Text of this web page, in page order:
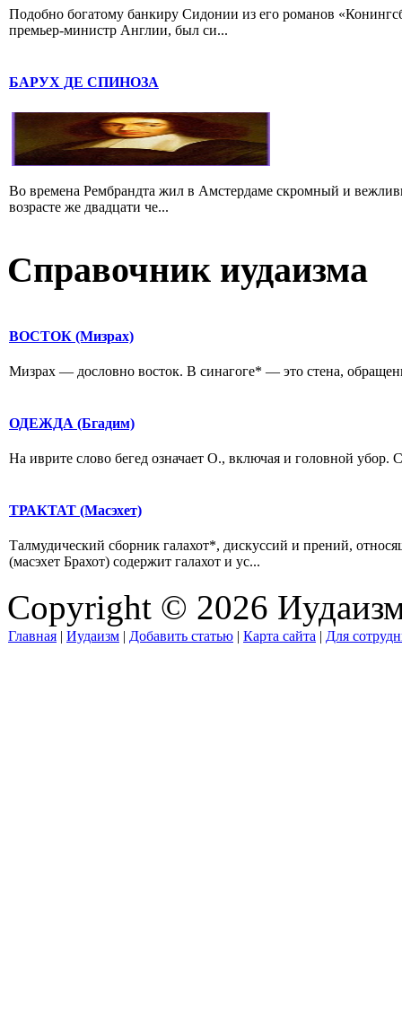
Подобно богатому банкиру Сидонии из его романов
премьер-министр Англии, был си...
БАРУХ ДЕ СПИНОЗА
Во времена Рембрандта жил в Амстердаме скромный и
возрасте же двадцати че...
Справочник иудаизма
ВОСТОК (Мизрах)
Мизрах — дословно восток. В синагоге* — это стена,
ОДЕЖДА (Бгадим)
На иврите слово бегед означает О., включая и головной
ТРАКТАТ (Масэхет)
Талмудический сборник галахот*, дискуссий и прений,
(масэхет Брахот) содержит галахот и ус...
Copyright © 2026
Главная | Иудаизм | Добавить статью | Карта сайта | Для